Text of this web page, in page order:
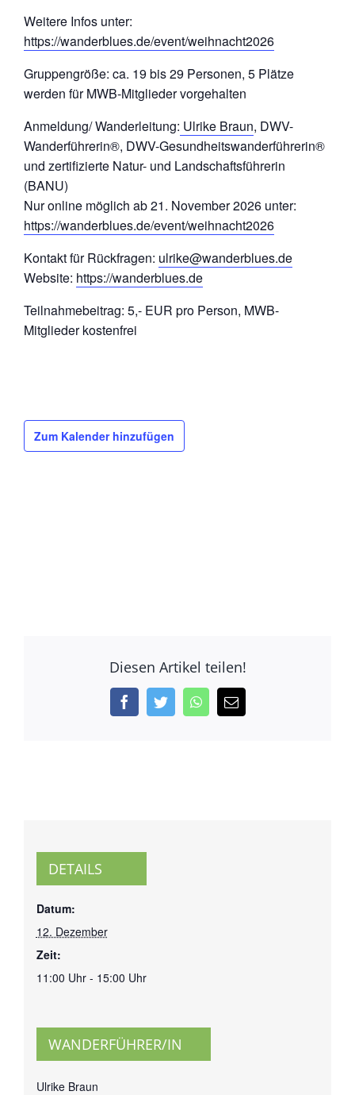
Weitere Infos unter:
https://wanderblues.de/event/weihnacht2026
Gruppengröße: ca. 19 bis 29 Personen, 5 Plätze
werden für MWB-Mitglieder vorgehalten
Anmeldung/ Wanderleitung: Ulrike Braun, DWV-
Wanderführerin®, DWV-Gesundheitswanderführerin®
und zertifizierte Natur- und Landschaftsführerin
(BANU)
Nur online möglich ab 21. November 2026 unter:
https://wanderblues.de/event/weihnacht2026
Kontakt für Rückfragen: ulrike@wanderblues.de
Website: https://wanderblues.de
Teilnahmebeitrag: 5,- EUR pro Person, MWB-
Mitglieder kostenfrei
Zum Kalender hinzufügen
Diesen Artikel teilen!
FacebookTwitterWhatsApp
E-
Mail
DETAILS
Datum:
12. Dezember
Zeit:
11:00 Uhr - 15:00 Uhr
WANDERFÜHRER/IN
Ulrike Braun